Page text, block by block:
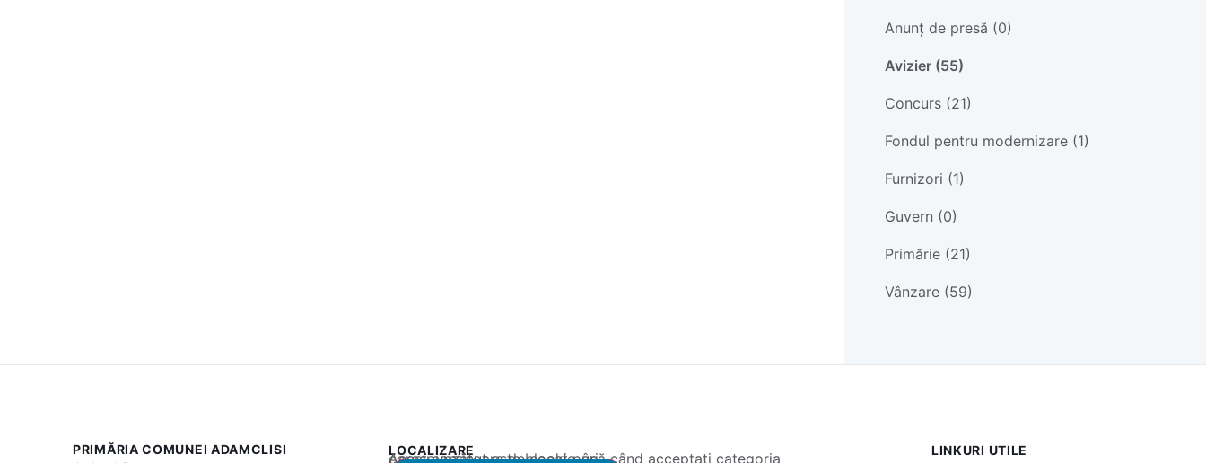
Anunț de presă (0)
Avizier (55)
Concurs (21)
Fondul pentru modernizare (1)
Furnizori (1)
Guvern (0)
Primărie (21)
Vânzare (59)
PRIMĂRIA COMUNEI ADAMCLISI
LOCALIZARE
Acest conținut este blocat până când acceptați categoria corespunzătoare de cookie-uri. LINKURI UTILE